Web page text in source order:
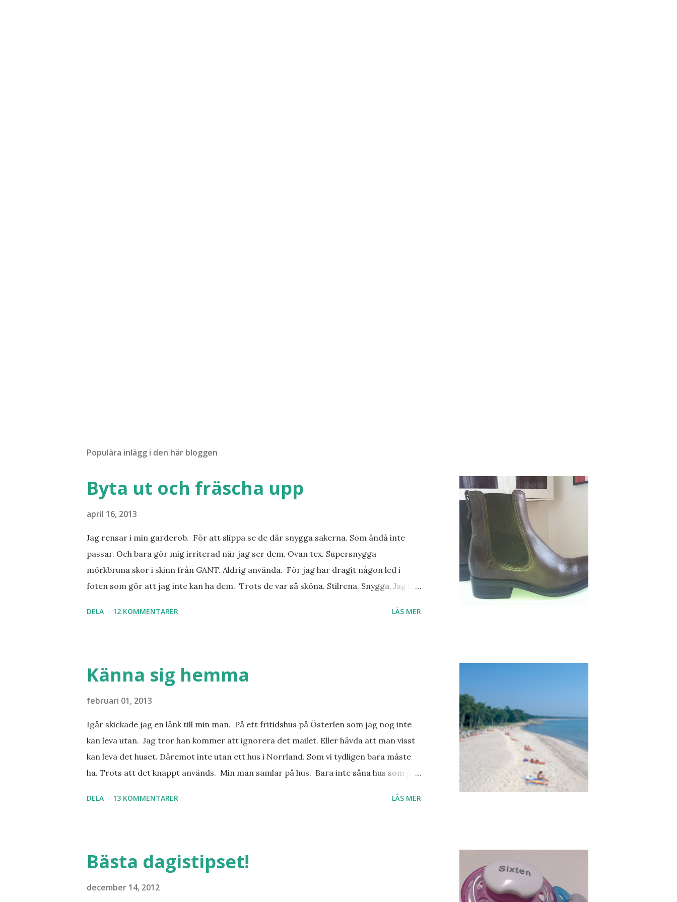
Populära inlägg i den här bloggen
Byta ut och fräscha upp
april 16, 2013
Jag rensar i min garderob. För att slippa se de där snygga sakerna. Som ändå inte
passar. Och bara gör mig irriterad när jag ser dem. Ovan tex. Supersnygga
mörkbruna skor i skinn från GANT. Aldrig använda. För jag har dragit någon led i
foten som gör att jag inte kan ha dem. Trots de var så sköna. Stilrena. Snygga. Jag har
tjejkompisar. Ska bli underbart. Men det behöver jag nog inte säga.
DELA 12 KOMMENTARER LÄS MER
Känna sig hemma
februari 01, 2013
Igår skickade jag en länk till min man. På ett fritidshus på Österlen som jag nog inte
kan leva utan. Jag tror han kommer att ignorera det mailet. Eller hävda att man visst
kan leva det huset. Däremot inte utan ett hus i Norrland. Som vi tydligen bara måste
ha. Trots att det knappt används. Min man samlar på hus. Bara inte såna hus som jag
DELA 13 KOMMENTARER LÄS MER
Bästa dagistipset!
december 14, 2012